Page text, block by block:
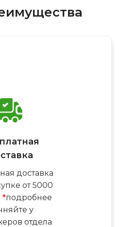
доставка
от 5000
*подробнее
у
отдела